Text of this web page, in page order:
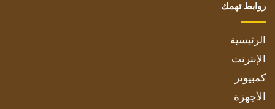
روابط تهمك
الرئيسية
الإنترنت
كمبيوتر
الأجهزة